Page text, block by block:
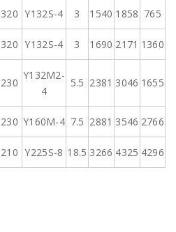
320 Y132S-4 3 1540 1858 765
320 Y132S-4 3 1690 2171 1360
230
Y132M2-
4
5.5 2381 3046 1655
230 Y160M-4 7.5 2881 3546 2766
210 Y225S-8 18.5 3266 4325 4296